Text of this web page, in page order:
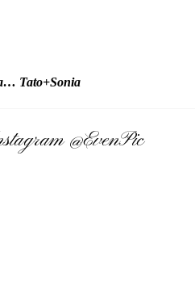
Tato+Sonia
@EvenPic